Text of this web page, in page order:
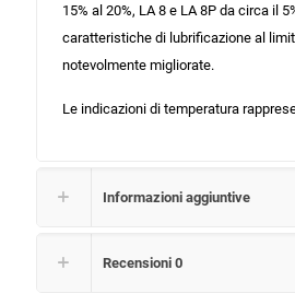
15% al ​​20%, LA 8 e LA 8P da circa il
caratteristiche di lubrificazione al
notevolmente migliorate.
Le indicazioni di temperatura
Informazioni aggiuntive
Recensioni 0